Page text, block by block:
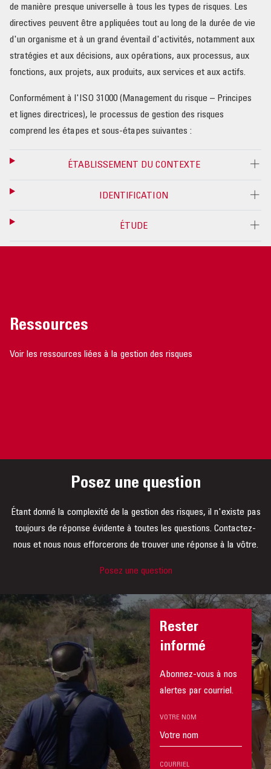
de manière presque universelle à tous les types de risques. Les
directives peuvent être appliquées tout au long de la durée de vie
d'un organisme et à un grand éventail d'activités, notamment aux
stratégies et aux décisions, aux opérations, aux processus, aux
fonctions, aux projets, aux produits, aux services et aux actifs.
Conformément à l'ISO 31000 (Management du risque – Principes
et lignes directrices), le processus de gestion des risques
comprend les étapes et sous-étapes suivantes :
ÉTABLISSEMENT DU CONTEXTE
IDENTIFICATION
ÉTUDE
Ressources
Voir les ressources liées à la gestion des risques
Posez une question
Étant donné la complexité de la gestion des risques, il n'existe pas
toujours de réponse évidente à toutes les questions. Contactez-
nous et nous nous efforcerons de trouver une réponse à la vôtre.
Posez une question
Rester
informé
Abonnez-vous à nos
alertes par courriel.
VOTRE NOM
COURRIEL